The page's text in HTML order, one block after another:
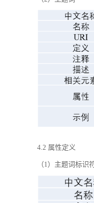
4.2 属性定义
（1）主题词标识